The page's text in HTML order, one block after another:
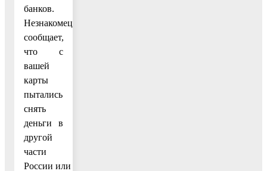
банков.
Незнакомец
сообщает,
что с
вашей
карты
пытались
снять
деньги в
другой
части
России или